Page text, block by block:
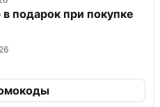
подарок при покупке